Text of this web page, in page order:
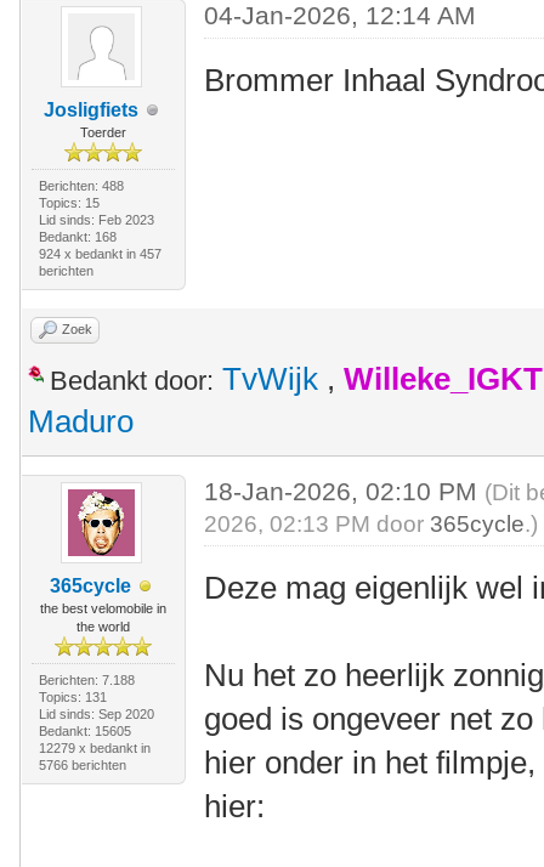
Josligfiets
Toerder
Berichten: 488
Topics: 15
Lid sinds: Feb 2023
Bedankt: 168
924 x bedankt in 457
berichten
04-Jan-2026, 12:14 AM
Brommer Inhaal
Zoek
Bedankt door: TvWijk , Willeke_IGKT
Maduro
365cycle
the best velomobile in
the world
Berichten: 7.188
Topics: 131
Lid sinds: Sep 2020
Bedankt: 15605
12279 x bedankt in
5766 berichten
18-Jan-2026, 02:10 PM (Dit
2026, 02:13 PM door 365cycle.)
Deze mag eigenlijk wel
Nu het zo heerlijk
goed is ongeveer net
hier onder in het
hier: